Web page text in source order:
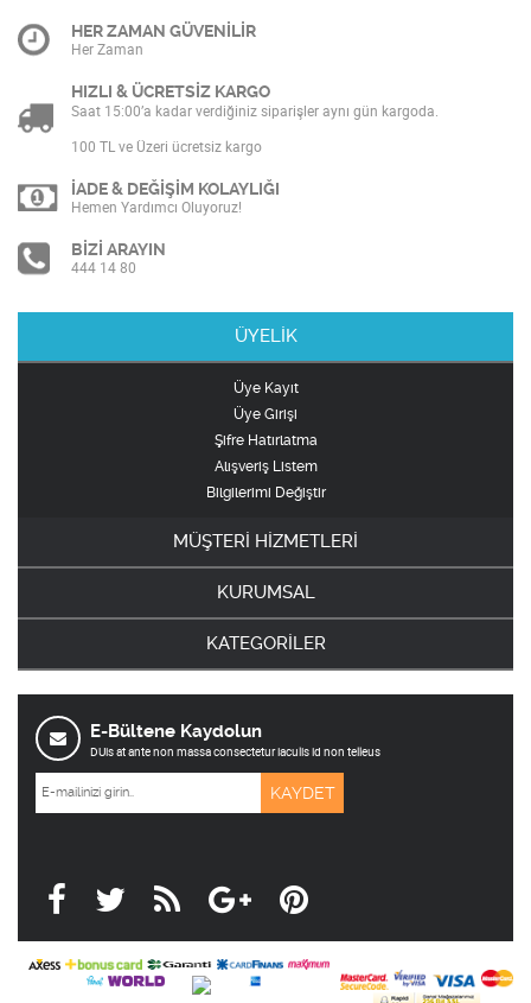
HER ZAMAN GÜVENİLİR
Her Zaman
HIZLI & ÜCRETSİZ KARGO
Saat 15:00’a kadar verdiğiniz siparişler aynı gün kargoda.
100 TL ve Üzeri ücretsiz kargo
İADE & DEĞİŞİM KOLAYLIĞI
Hemen Yardımcı Oluyoruz!
BİZİ ARAYIN
444 14 80
ÜYELİK
Üye Kayıt
Üye Girişi
Şifre Hatırlatma
Alışveriş Listem
Bilgilerimi Değiştir
MÜŞTERİ HİZMETLERİ
KURUMSAL
KATEGORİLER
E-Bültene Kaydolun
DUis at ante non massa consectetur iaculis id non telleus